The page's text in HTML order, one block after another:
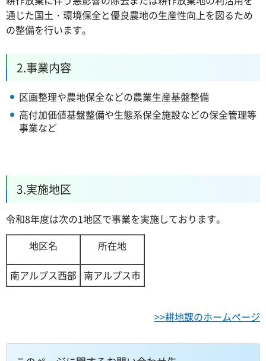
通じた国土・環境保全と優良農地の生産性向上を図るため
の整備を行います。
2.事業内容
区画整理や農地保全などの農業生産基盤整備
高付加価値基盤整備や生態系保全施設などの保全管理等
事業など
3.実施地区
令和8年度は次の1地区で事業を実施しております。
地区名
所在地
南アルプス西部 南アルプス市
>>耕地課のホームページ